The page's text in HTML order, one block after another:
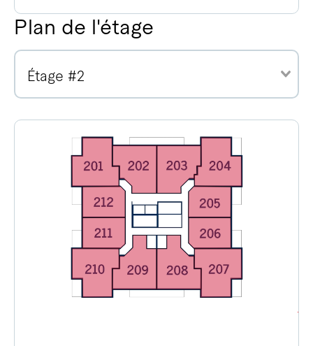
Plan de l'étage
Étage #2